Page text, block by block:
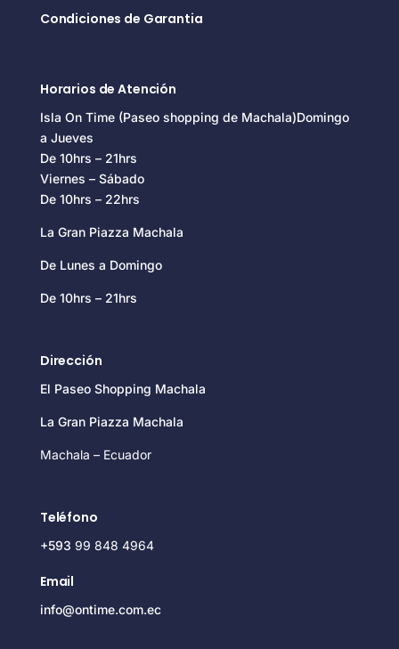
Condiciones de Garantia
Horarios de Atención
Isla On Time (Paseo shopping de Machala)Domingo
a Jueves
De 10hrs – 21hrs
Viernes – Sábado
De 10hrs – 22hrs
La Gran Piazza Machala
De Lunes a Domingo
De 10hrs – 21hrs
Dirección
El Paseo Shopping Machala
La Gran Piazza Machala
Machala – Ecuador
Teléfono
+593 99 848 4964
Email
info@ontime.com.ec